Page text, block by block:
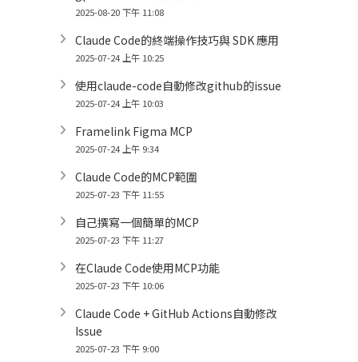
2025-08-20 下午 11:08
Claude Code的終端操作技巧與 SDK 應用
2025-07-24 上午 10:25
使用claude-code自動修改github的issue
2025-07-24 上午 10:03
Framelink Figma MCP
2025-07-24 上午 9:34
Claude Code的MCP範圍
2025-07-23 下午 11:55
自己撰寫一個簡單的MCP
2025-07-23 下午 11:27
在Claude Code使用MCP功能
2025-07-23 下午 10:06
Claude Code + GitHub Actions自動修改
Issue
2025-07-23 下午 9:00